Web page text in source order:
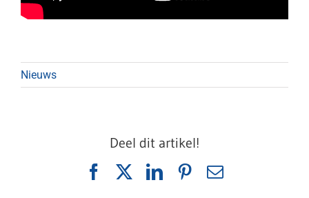
Nieuws
Deel dit artikel!
FacebookLinkedIn
Pinterest
E-